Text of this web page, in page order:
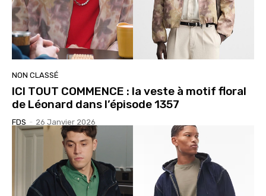
NON CLASSÉ
ICI TOUT COMMENCE : la veste à motif floral
de Léonard dans l’épisode 1357
FDS - 26 Janvier 2026